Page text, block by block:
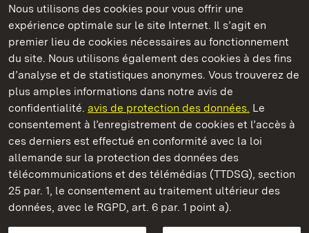
Nous utilisons des cookies pour vous offrir une
expérience optimale sur le site Internet. Il s’agit en
premier lieu de cookies nécessaires au fonctionnement
du site. Nous utilisons également des cookies à des fins
d’analyse et de statistiques anonymes. Vous trouverez de
plus amples informations dans notre avis de
confidentialité. avis de protection des données. Le
consentement à l’enregistrement de cookies et l’accès à
ces derniers est effectué en conformité avec la loi
allemande sur la protection des données des
télécommunications et des télémédias (TTDSG), section
25 par. 1, le consentement au traitement ultérieur des
données, avec le RGPD, art. 6 par. 1 point a).
Châteaux et jardins publics du Bade-Wurtemberg
Château de Heidelberg
Châteaux et jardins publics du Bade-Wurtemberg
Contact et InformationsFAQ et réponsesMentions légales
Protection des données
Explications sur l’accessibilité
BITV-konform (geprüfte Seiten)